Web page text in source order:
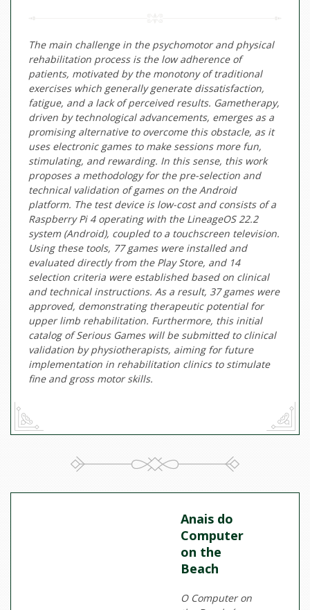
The main challenge in the psychomotor and physical
rehabilitation process is the low adherence of
patients, motivated by the monotony of traditional
exercises which generally generate dissatisfaction,
fatigue, and a lack of perceived results. Gametherapy,
driven by technological advancements, emerges as a
promising alternative to overcome this obstacle, as it
uses electronic games to make sessions more fun,
stimulating, and rewarding. In this sense, this work
proposes a methodology for the pre-selection and
technical validation of games on the Android
platform. The test device is low-cost and consists of a
Raspberry Pi 4 operating with the LineageOS 22.2
system (Android), coupled to a touchscreen television.
Using these tools, 77 games were installed and
evaluated directly from the Play Store, and 14
selection criteria were established based on clinical
and technical instructions. As a result, 37 games were
approved, demonstrating therapeutic potential for
upper limb rehabilitation. Furthermore, this initial
catalog of Serious Games will be submitted to clinical
validation by physiotherapists, aiming for future
implementation in rehabilitation clinics to stimulate
fine and gross motor skills.
Anais do
Computer
on the
Beach
O Computer on